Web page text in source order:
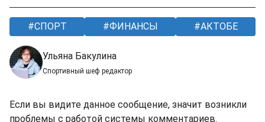
СПОРТ ФИНАНСЫ АКТОБЕ
Ульяна Бакулина
Спортивный шеф редактор
Если вы видите данное сообщение, значит возникли
проблемы с работой системы комментариев.